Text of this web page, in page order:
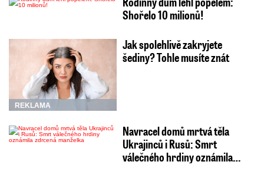
Shořelo 10 milionů!
REKLAMA
Jak spolehlivě zakryjete
šediny? Tohle musíte znát
Navracel domů mrtvá těla
Ukrajinců i Rusů: Smrt
válečného hrdiny oznámila…